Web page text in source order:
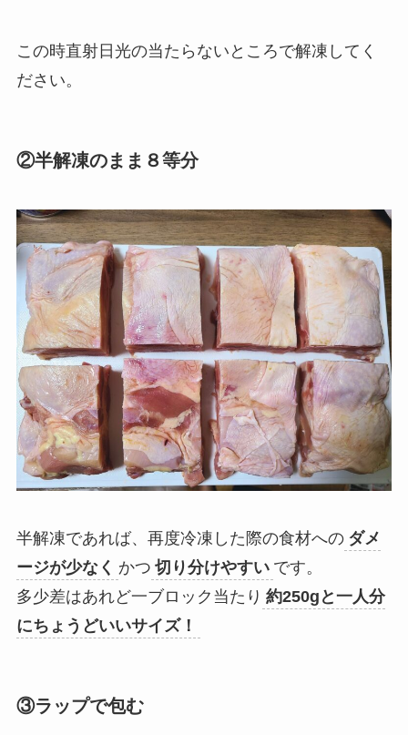
この時直射日光の当たらないところで解凍してく
ださい。
②半解凍のまま８等分
半解凍であれば、再度冷凍した際の食材への ダメ
ージが少なく かつ 切り分けやすい です。
多少差はあれど一ブロック当たり 約250gと一人分
にちょうどいいサイズ！
③ラップで包む